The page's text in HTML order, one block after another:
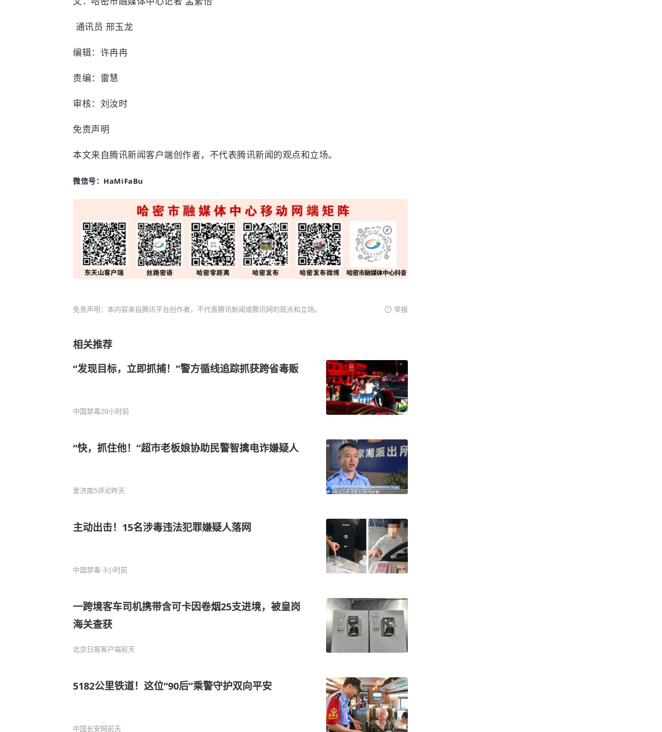
通讯员 邢玉龙
编辑：许冉冉
责编：雷慧
审核：刘汝时
免责声明
本文来自腾讯新闻客户端创作者，不代表腾讯新闻的观点和立场。
微信号：HaMiFaBu
免责声明：本内容来自腾讯平台创作者，不代表腾讯新闻或腾讯网的观点和立场。 举报
相关推荐
“发现目标，立即抓捕！”警方循线追踪抓获跨省毒贩
中国禁毒20小时前
“快，抓住他！”超市老板娘协助民警智擒电诈嫌疑人
爱济南5评论昨天
主动出击！15名涉毒违法犯罪嫌疑人落网
中国禁毒-3小时前
一跨境客车司机携带含可卡因卷烟25支进境，被皇岗
海关查获
北京日报客户端前天
5182公里铁道！这位“90后”乘警守护双向平安
中国长安网前天